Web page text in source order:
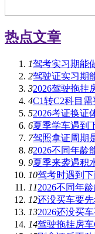
热点文章
1驾考实习期能
2驾驶证实习期
32026驾驶拖挂
4C1转C2科目
52026考证换证
6夏季学车遇到
7驾照拿证周期
82026不同年龄
9夏季来袭遇积
10驾考时遇到
112026不同年
12还没买车要
132026还没买
14驾驶拖挂房